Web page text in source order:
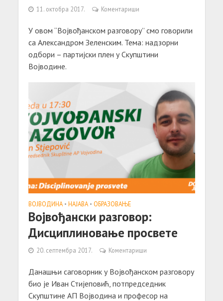
11. октобра 2017. Коментариши
У овом “Војвођанском разговору” смо говорили
са Александром Зеленским. Тема: надзорни
одбори – партијски плен у Скупштини
Војводине.
ВОЈВОДИНА • НАЈАВА • ОБРАЗОВАЊЕ
Војвођански разговор:
Дисциплиновање просвете
20. септембра 2017. Коментариши
Данашњи саговорник у Војвођанском разговору
био је Иван Стијеповић, потпредседник
Скупштине АП Војводина и професор на